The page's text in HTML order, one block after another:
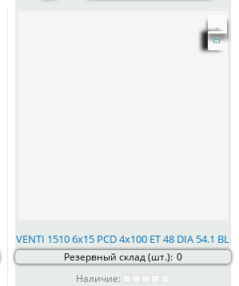
VENTI 1510 6x15 PCD 4x100 ET 48 DIA 54.1 BL
Резервный склад (шт.): 0
Наличие: